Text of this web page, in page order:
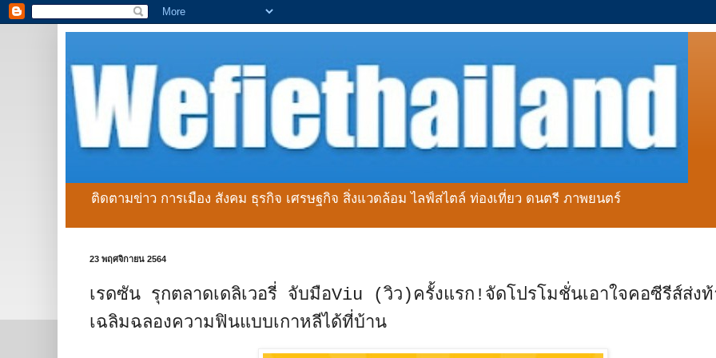
ติดตามข่าว การเมือง สังคม ธุรกิจ เศรษฐกิจ สิ่งแวดล้อม ไลฟ์สไตล์ ท่องเที่ยว ดนตรี ภาพยนตร์
23 พฤศจิกายน 2564
เรดซัน รุกตลาดเดลิเวอรี่ จับมือViu (วิว)ครั้งแรก!จัดโปรโมชั่นเอาใจคอซีรีส์ส่ง
เฉลิมฉลองความฟินแบบเกาหลีได้ที่บ้าน